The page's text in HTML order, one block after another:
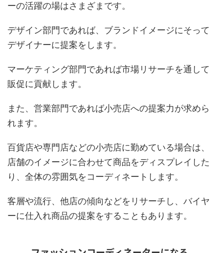
ーの活躍の場はさまざまです。
デザイン部門であれば、ブランドイメージにそって
デザイナーに提案をします。
マーケティング部門であれば市場リサーチを通して
販促に貢献します。
また、営業部門であれば小売店への提案力が求めら
れます。
百貨店や専門店などの小売店に勤めている場合は、
店舗のイメージに合わせて商品をディスプレイした
り、全体の雰囲気をコーディネートします。
客層や流行、他店の傾向などをリサーチし、バイヤ
ーに仕入れ商品の提案をすることもあります。